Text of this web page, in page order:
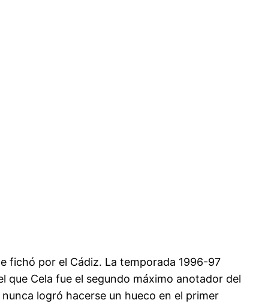
fichó por el Cádiz. La temporada 1996-97
que Cela fue el segundo máximo anotador del
logró hacerse un hueco en el primer